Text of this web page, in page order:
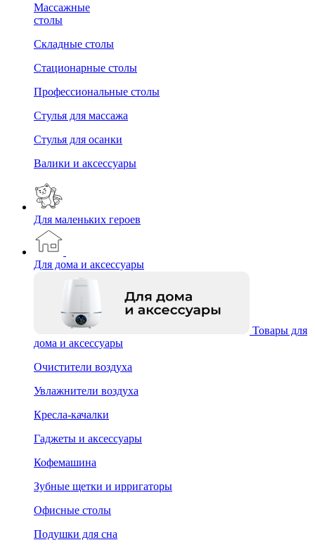
Массажные
столы
Складные столы
Стационарные столы
Профессиональные столы
Стулья для массажа
Стулья для осанки
Валики и аксессуары
Для маленьких героев
Для дома и аксессуары
Товары для
дома и аксессуары
Очистители воздуха
Увлажнители воздуха
Кресла-качалки
Гаджеты и аксессуары
Кофемашина
Зубные щетки и ирригаторы
Офисные столы
Подушки для сна